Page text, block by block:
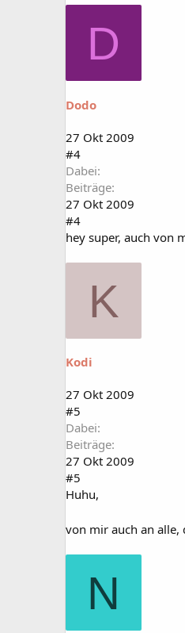
D
Dodo
27 Okt 2009
#4
Dabei
Beiträge
27 Okt 2009
#4
hey super, auch von
K
Kodi
27 Okt 2009
#5
Dabei
Beiträge
27 Okt 2009
#5
Huhu,
von mir auch an alle,
N